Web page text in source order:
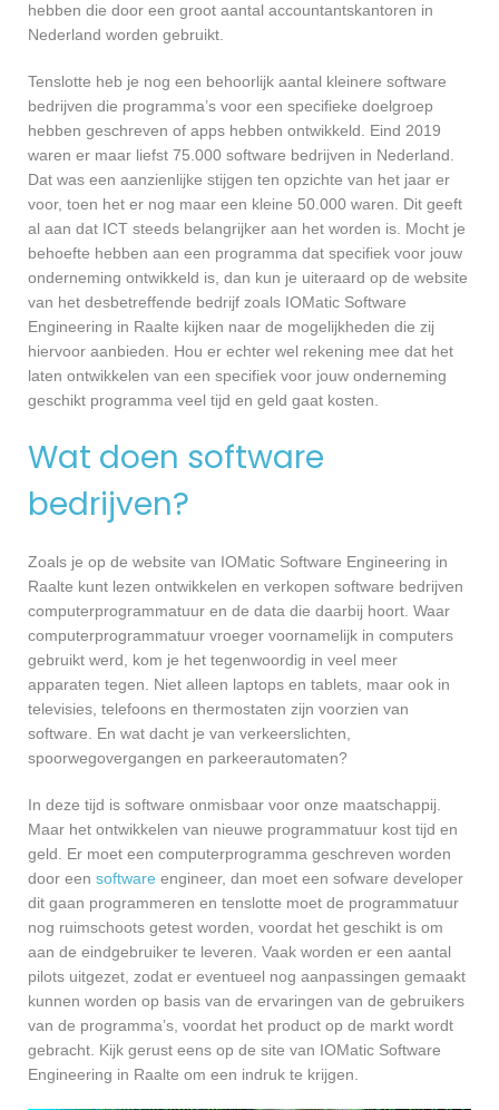
hebben die door een groot aantal accountantskantoren in
Nederland worden gebruikt.
Tenslotte heb je nog een behoorlijk aantal kleinere software
bedrijven die programma’s voor een specifieke doelgroep
hebben geschreven of apps hebben ontwikkeld. Eind 2019
waren er maar liefst 75.000 software bedrijven in Nederland.
Dat was een aanzienlijke stijgen ten opzichte van het jaar er
voor, toen het er nog maar een kleine 50.000 waren. Dit geeft
al aan dat ICT steeds belangrijker aan het worden is. Mocht je
behoefte hebben aan een programma dat specifiek voor jouw
onderneming ontwikkeld is, dan kun je uiteraard op de website
van het desbetreffende bedrijf zoals IOMatic Software
Engineering in Raalte kijken naar de mogelijkheden die zij
hiervoor aanbieden. Hou er echter wel rekening mee dat het
laten ontwikkelen van een specifiek voor jouw onderneming
geschikt programma veel tijd en geld gaat kosten.
Wat doen software
bedrijven?
Zoals je op de website van IOMatic Software Engineering in
Raalte kunt lezen ontwikkelen en verkopen software bedrijven
computerprogrammatuur en de data die daarbij hoort. Waar
computerprogrammatuur vroeger voornamelijk in computers
gebruikt werd, kom je het tegenwoordig in veel meer
apparaten tegen. Niet alleen laptops en tablets, maar ook in
televisies, telefoons en thermostaten zijn voorzien van
software. En wat dacht je van verkeerslichten,
spoorwegovergangen en parkeerautomaten?
In deze tijd is software onmisbaar voor onze maatschappij.
Maar het ontwikkelen van nieuwe programmatuur kost tijd en
geld. Er moet een computerprogramma geschreven worden
door een software engineer, dan moet een sofware developer
dit gaan programmeren en tenslotte moet de programmatuur
nog ruimschoots getest worden, voordat het geschikt is om
aan de eindgebruiker te leveren. Vaak worden er een aantal
pilots uitgezet, zodat er eventueel nog aanpassingen gemaakt
kunnen worden op basis van de ervaringen van de gebruikers
van de programma’s, voordat het product op de markt wordt
gebracht. Kijk gerust eens op de site van IOMatic Software
Engineering in Raalte om een indruk te krijgen.